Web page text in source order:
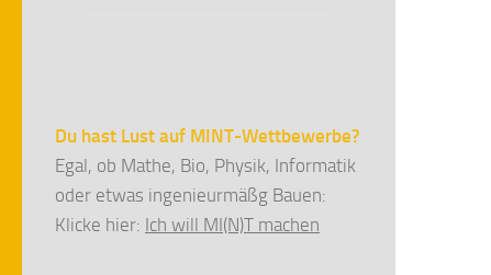
Du hast Lust auf MINT-Wettbewerbe?
Egal, ob Mathe, Bio, Physik, Informatik
oder etwas ingenieurmäßg Bauen:
Klicke hier: Ich will MI(N)T machen